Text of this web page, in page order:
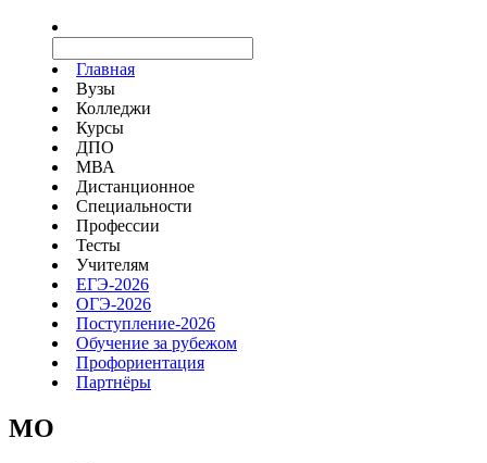
Главная
Вузы
Колледжи
Курсы
ДПО
МВА
Дистанционное
Специальности
Профессии
Тесты
Учителям
ЕГЭ-2026
ОГЭ-2026
Поступление-2026
Обучение за рубежом
Профориентация
Партнёры
MO